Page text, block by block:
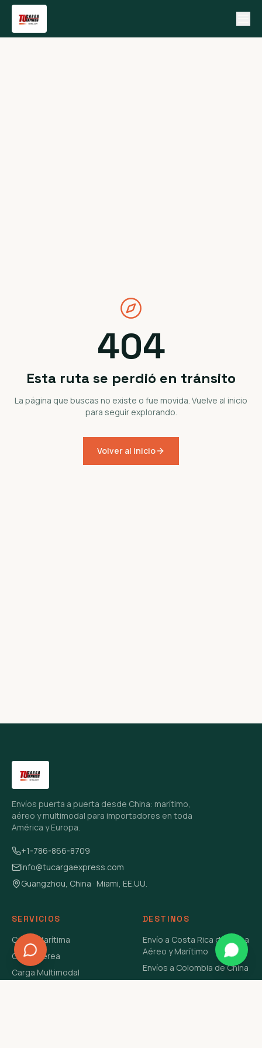
404
Esta ruta se perdió en tránsito
La página que buscas no existe o fue movida. Vuelve al inicio
para seguir explorando.
Volver al inicio
Envíos puerta a puerta desde China: marítimo,
aéreo y multimodal para importadores en toda
América y Europa.
+1-786-866-8709
info@tucargaexpress.com
Guangzhou, China · Miami, EE.UU.
SERVICIOS
Carga Marítima
Carga Aérea
Carga Multimodal
DESTINOS
Envío a Costa Rica de China
Aéreo y Marítimo
Envíos a Colombia de China